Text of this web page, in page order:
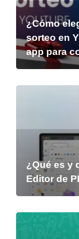
¿Cómo
sorteo en
app para
¿Qué es y
Editor de